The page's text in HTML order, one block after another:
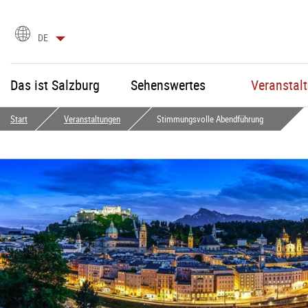
Sprachauswahl
DE
Das ist Salzburg Sehenswertes
Start Veranstaltungen Stimmungsvolle Abendführung